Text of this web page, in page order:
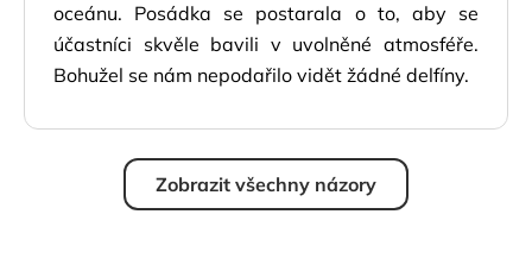
oceánu. Posádka se postarala o to, aby se
účastníci skvěle bavili v uvolněné atmosféře.
Bohužel se nám nepodařilo vidět žádné delfíny.
Zobrazit všechny názory